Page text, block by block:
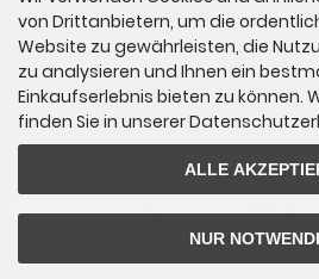
Gartenmärkte
Zahlungsmethoden
von Drittanbietern, um die
Website zu gewährleisten, die
zu analysieren und Ihnen ein
Einkaufserlebnis bieten zu können.
finden Sie in unserer
ALLE
NUR